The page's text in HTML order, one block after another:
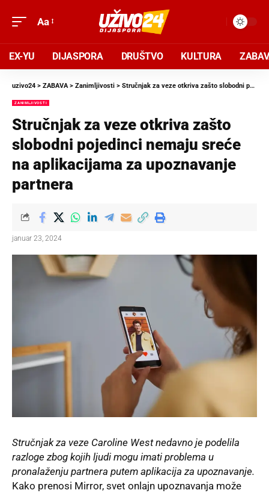
Aa
EX-YU DIJASPORA DRUŠTVO KULTURA
uzivo24 > ZABAVA> Zanimljivosti > Stručnjak za veze otkriva zašto slobodni pojedinci nemaju sreće na aplikacijama za upoznavanje partnera
ZANIMLJIVOSTI
Stručnjak za veze otkriva zašto
slobodni pojedinci nemaju sreće
na aplikacijama za upoznavanje
partnera
januar 23, 2024
Stručnjak za veze Caroline West nedavno je podelila
razloge zbog kojih ljudi mogu imati problema u
pronalaženju partnera putem aplikacija za upoznavanje.
Kako prenosi Mirror, svet onlajn upoznavanja može